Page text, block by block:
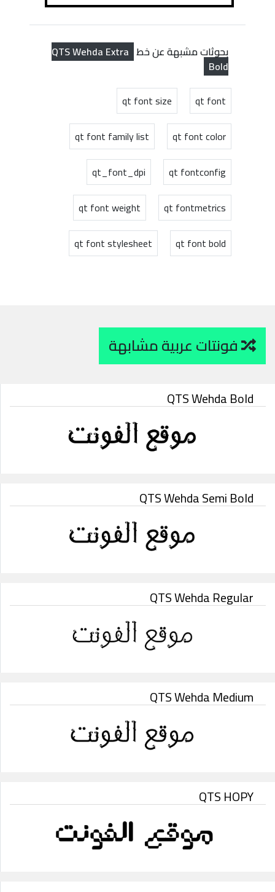
بحوثات مشبهة عن خط QTS Wehda Extra
Bold
qt font
qt font size
qt font color
qt font family list
qt fontconfig
qt_font_dpi
qt fontmetrics
qt font weight
qt font bold
qt font stylesheet
QTS Wehda Bold
QTS Wehda Semi Bold
QTS Wehda Regular
QTS Wehda Medium
QTS HOPY